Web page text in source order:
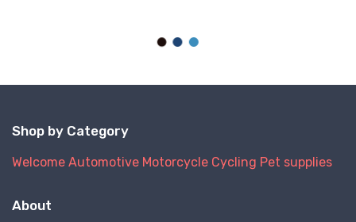
Shop by Category
Welcome Automotive Motorcycle Cycling Pet supplies
About